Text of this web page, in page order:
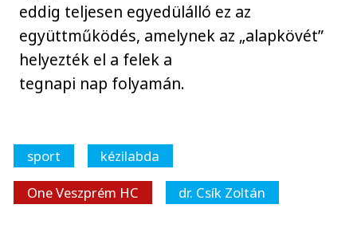
eddig teljesen egyedülálló ez az
együttműködés, amelynek az „alapkövét”
helyezték el a felek a
tegnapi nap folyamán.
sport
kézilabda
One Veszprém HC
dr. Csík Zoltán